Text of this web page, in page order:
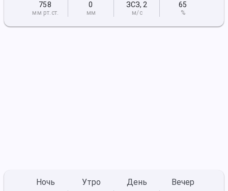
758
мм рт.ст.
0
мм
ЗСЗ, 2
м/с
65
%
Ночь Утро День Вечер